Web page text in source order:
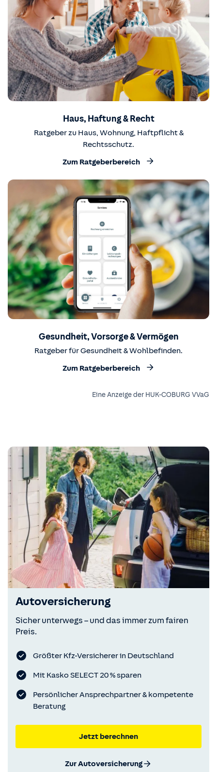
Haus, Haftung & Recht
Ratgeber zu Haus, Wohnung, Haftpflicht &
Rechtsschutz.
Zum Ratgeberbereich
Gesundheit, Vorsorge & Vermögen
Ratgeber für Gesundheit & Wohlbefinden.
Zum Ratgeberbereich
Eine Anzeige der HUK-COBURG VVaG
Autoversicherung
Sicher unterwegs – und das immer zum fairen
Preis.
Größter Kfz-Versicherer in Deutschland
Mit Kasko SELECT 20 % sparen
Persönlicher Ansprechpartner & kompetente
Beratung
Jetzt berechnen
Zur Autoversicherung